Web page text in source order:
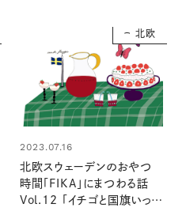
北欧
2023.07.16
北欧スウェーデンのおやつ
時間「FIKA」にまつわる話
Vol.12 「イチゴと国旗いっぱ